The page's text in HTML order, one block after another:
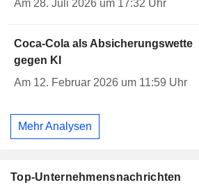
Am 28. Juli 2026 um 17:32 Uhr
Coca-Cola als Absicherungswette
gegen KI
Am 12. Februar 2026 um 11:59 Uhr
Mehr Analysen
Top-Unternehmensnachrichten